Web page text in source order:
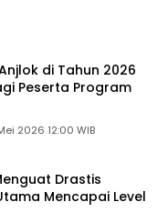
di Tahun 2026
Peserta Program
Selasa, 12 Mei 2026 12:00 WIB
Drastis
Mencapai Level